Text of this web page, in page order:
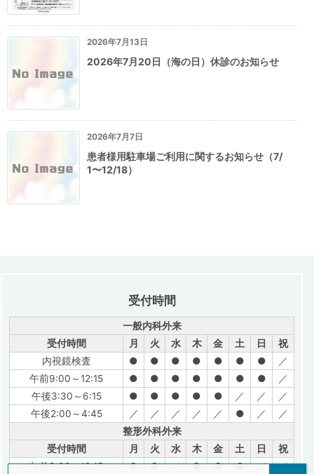
2026年7月13日
2026年7月20日（海の日）休診のお知らせ
2026年7月7日
患者様用駐車場ご利用に関するお知らせ（7/
1〜12/18）
受付時間
一般内科外来
受付時間
月 火 水 木 金 土 日
祝
内視鏡検査
● ● ● ● ● ● ●
／
午前9:00～12:15
● ● ● ● ● ● ●
／
午後3:30～6:15
● ● ● ● ● ／ ／
／
午後2:00～4:45
／ ／ ／ ／ ／ ● ／
／
整形外科外来
受付時間
月 火 水 木 金 土 日
祝
午前9:00～12:15
● ● ／ ● ● ● ／ ／